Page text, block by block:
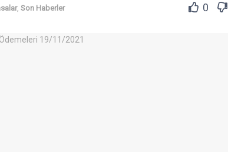
, Son Haberler 0